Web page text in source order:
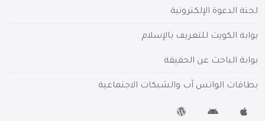
لجنة الدعوة الإلكترونية
بوابة الكويت للتعريف بالإسلام
بوابة الباحث عن الحقيقة
بطاقات الواتس آب والشبكات الاجتماعية